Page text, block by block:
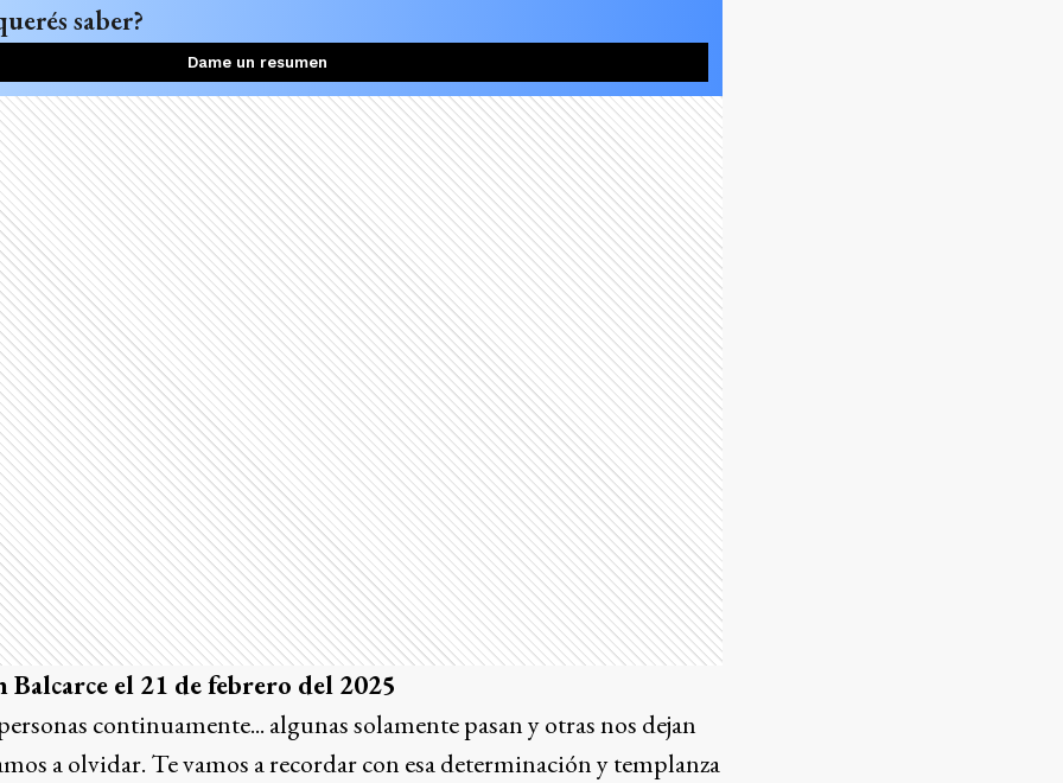
saber?
Dame un resumen
Balcarce el 21 de febrero del 2025
continuamente... algunas solamente pasan y otras nos dejan
a olvidar. Te vamos a recordar con esa determinación y templanza